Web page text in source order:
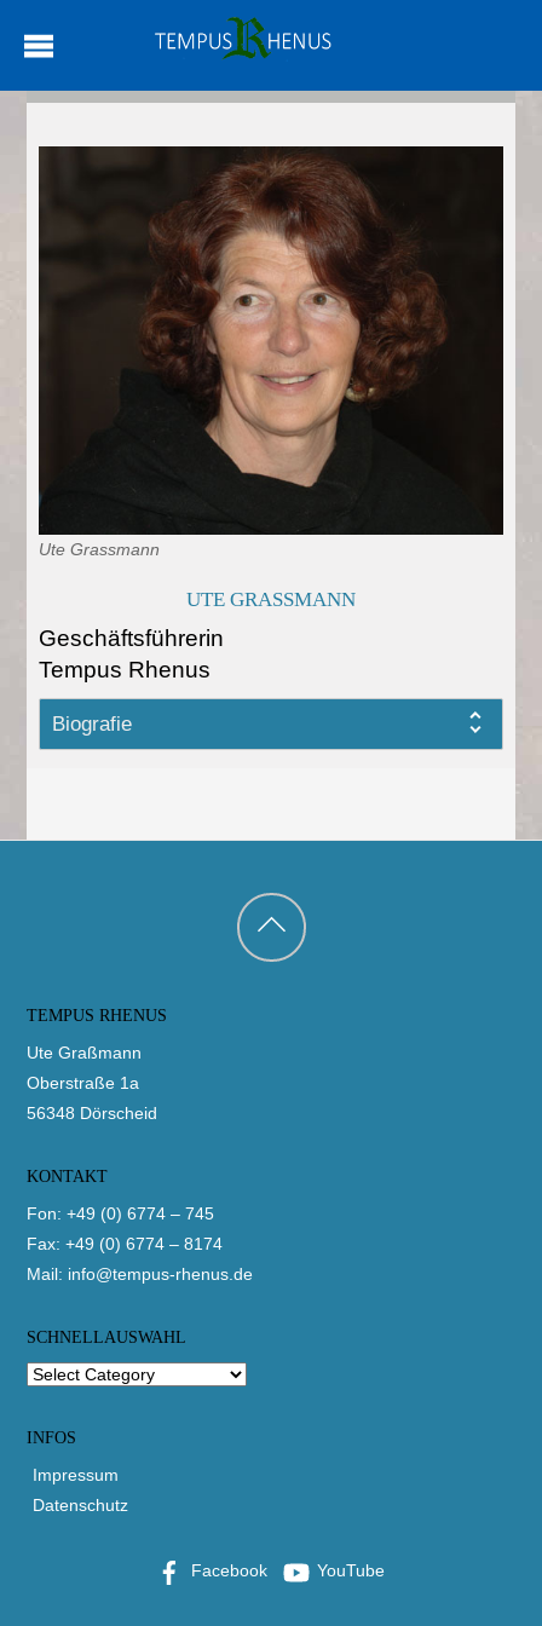
Ute Grassmann
UTE GRASSMANN
Geschäftsführerin
Tempus Rhenus
Biografie
Back
TEMPUS RHENUS
Ute Graßmann
Oberstraße 1a
56348 Dörscheid
KONTAKT
Fon: +49 (0) 6774 – 745
Fax: +49 (0) 6774 – 8174
Mail: info@tempus-rhenus.de
SCHNELLAUSWAHL
INFOS
Impressum
Datenschutz
Facebook YouTube